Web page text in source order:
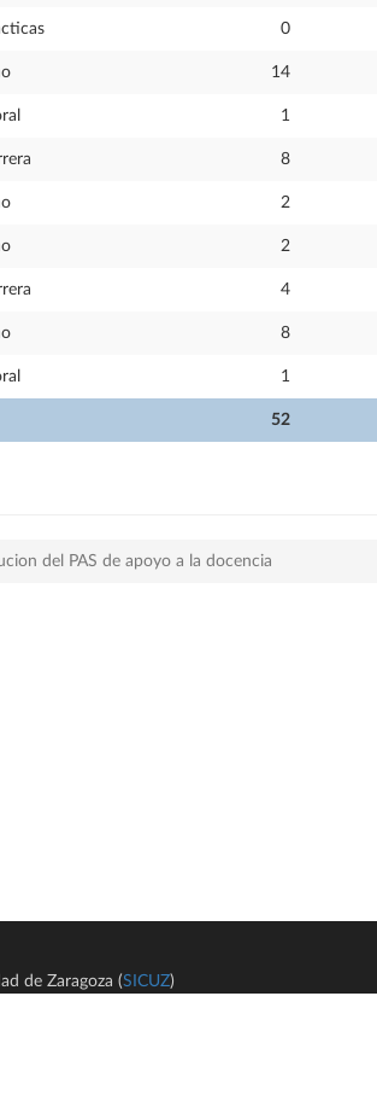
0
14
1
8
2
2
4
8
1
52
del PAS de apoyo a la docencia
de Zaragoza (SICUZ)